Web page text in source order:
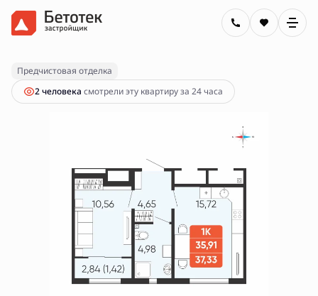
1-комнатная37.33 м 4 390 000 руб.
Ипотекаот 15 766 руб.
Предчистовая отделка
2 человекa смотрели эту квартиру за 24 часа